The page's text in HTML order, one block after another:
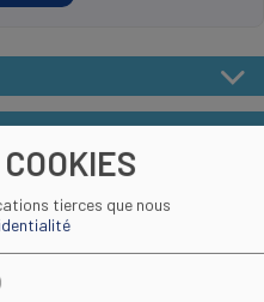
FORMATION
tierces que nous